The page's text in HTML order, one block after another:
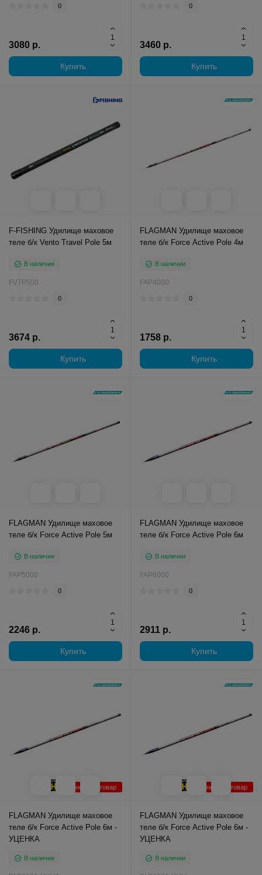
0
3080 р.
Купить
0
3460 р.
Купить
F-FISHING Удилище маховое
теле б/к Vento Travel Pole 5м
В наличии
FVTP500
0
3674 р.
Купить
FLAGMAN Удилище маховое
теле б/к Force Active Pole 4м
В наличии
FAP4000
0
1758 р.
Купить
FLAGMAN Удилище маховое
теле б/к Force Active Pole 5м
В наличии
FAP5000
0
2246 р.
Купить
FLAGMAN Удилище маховое
теле б/к Force Active Pole 6м
В наличии
FAP6000
0
2911 р.
Купить
Уцененный товар
FLAGMAN Удилище маховое
теле б/к Force Active Pole 6м -
УЦЕНКА
В наличии
Уцененный товар
FLAGMAN Удилище маховое
теле б/к Force Active Pole 6м -
УЦЕНКА
В наличии